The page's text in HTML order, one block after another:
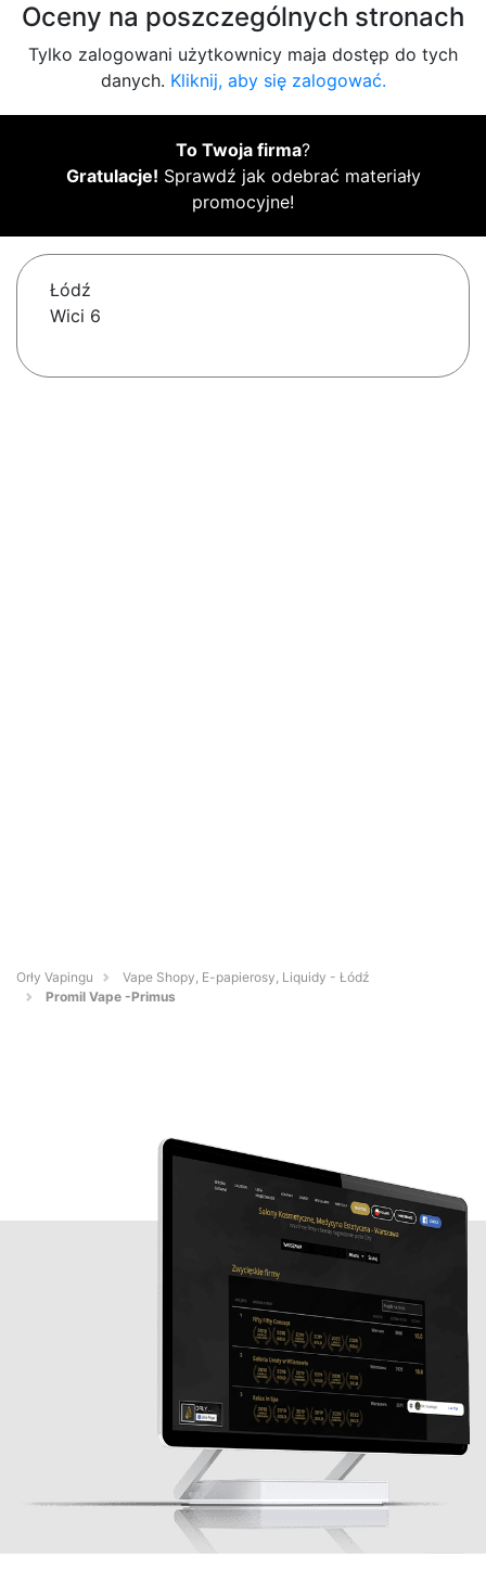
Oceny na poszczególnych stronach
Tylko zalogowani użytkownicy maja dostęp do tych
danych. Kliknij, aby się zalogować.
To Twoja firma?
Gratulacje! Sprawdź jak odebrać materiały
promocyjne!
Łódź
Wici 6
Orły Vapingu
Vape Shopy, E-papierosy, Liquidy - Łódź
Promil Vape -Primus